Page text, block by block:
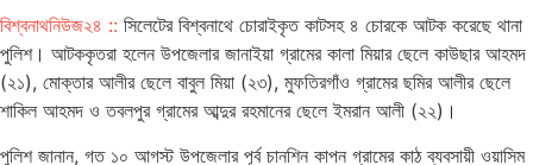
বিশ্বনাথনিউজ২৪ :: সিলেটের বিশ্বনাথে চোরাইকৃত কাটসহ ৪ চোরকে আটক করেছে থানা
পুলিশ। আটককৃতরা হলেন উপজেলার জানাইয়া গ্রামের কালা মিয়ার ছেলে কাউছার আহমদ
(২১), মোক্তার আলীর ছেলে বাবুল মিয়া (২৩), মুফতিরগাঁও গ্রামের ছমির আলীর ছেলে
শাকিল আহমদ ও তবলপুর গ্রামের আব্দুর রহমানের ছেলে ইমরান আলী (২২)।
পুলিশ জানান, গত ১০ আগস্ট উপজেলার পূর্ব চানশিন কাপন গ্রামের কাঠ ব্যবসায়ী ওয়াসিম